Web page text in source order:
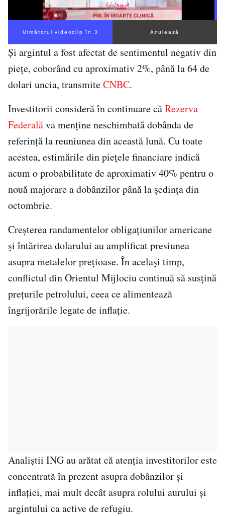
Următorul videoclip în 2 Anulează
Și argintul a fost afectat de sentimentul negativ din
piețe, coborând cu aproximativ 2%, până la 64 de
dolari uncia, transmiteCNBC.
Investitorii consideră în continuare căRezerva
Federalăva menține neschimbată dobânda de
referință la reuniunea din această lună. Cu toate
acestea, estimările din piețele financiare indică
acum o probabilitate de aproximativ 40% pentru o
nouă majorare a dobânzilor până la ședința din
octombrie.
Creșterea randamentelor obligațiunilor americane
și întărirea dolarului au amplificat presiunea
asupra metalelor prețioase. În același timp,
conflictul din Orientul Mijlociu continuă să susțină
prețurile petrolului, ceea ce alimentează
îngrijorările legate de inflație.
Analiștii ING au arătat că atenția investitorilor este
concentrată în prezent asupra dobânzilor și
inflației, mai mult decât asupra rolului aurului și
argintului ca active de refugiu.